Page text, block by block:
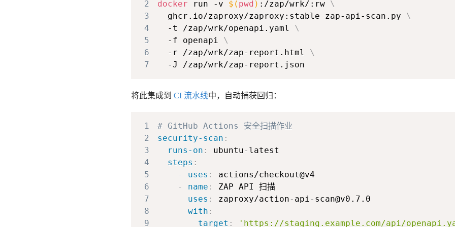
2 docker run -v $( pwd ) :/zap/wrk/:rw \
3
  ghcr.io/zaproxy/zaproxy:stable zap-api-scan.py
\
4
  -t /zap/wrk/openapi.yaml
\
5
  -f openapi
\
6
  -r /zap/wrk/zap-report.html
\
7
将此集成到 CI 流水线中，自动捕获回归：
1
# GitHub Actions 安全扫描作业
2
security-scan :
3
runs-on : ubuntu -
4
steps :
5
- uses :
6
- name :
7
uses : zaproxy/action - api -
8
with :
9
target : 'https://staging.example.com/api/